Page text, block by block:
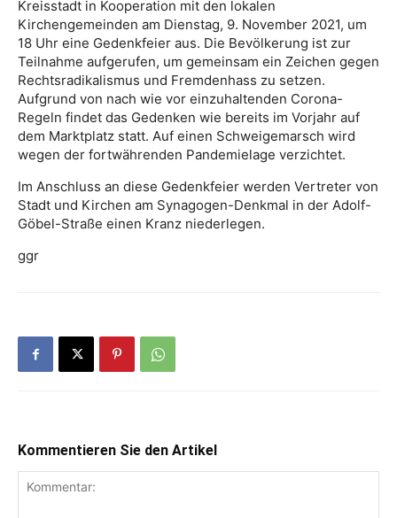
Kreisstadt in Kooperation mit den lokalen
Kirchengemeinden am Dienstag, 9. November 2021, um
18 Uhr eine Gedenkfeier aus. Die Bevölkerung ist zur
Teilnahme aufgerufen, um gemeinsam ein Zeichen gegen
Rechtsradikalismus und Fremdenhass zu setzen.
Aufgrund von nach wie vor einzuhaltenden Corona-
Regeln findet das Gedenken wie bereits im Vorjahr auf
dem Marktplatz statt. Auf einen Schweigemarsch wird
wegen der fortwährenden Pandemielage verzichtet.
Im Anschluss an diese Gedenkfeier werden Vertreter von
Stadt und Kirchen am Synagogen-Denkmal in der Adolf-
Göbel-Straße einen Kranz niederlegen.
ggr
Kommentieren Sie den Artikel